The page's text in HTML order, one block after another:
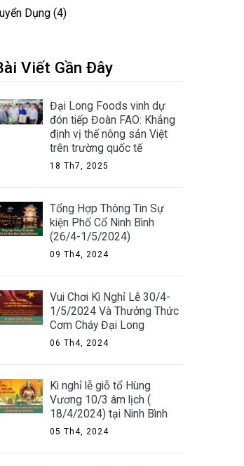
Dụng (4)
Viết Gần Đây
Đại Long Foods vinh dự
đón tiếp Đoàn FAO: Khẳng
định vị thế nông sản Việt
trên trường quốc tế
18 Th7, 2025
Tổng Hợp Thông Tin Sự
kiện Phố Cổ Ninh Bình
(26/4-1/5/2024)
09 Th4, 2024
Vui Chơi Kì Nghỉ Lễ 30/4-
1/5/2024 Và Thưởng Thức
Cơm Cháy Đại Long
06 Th4, 2024
Kì nghỉ lễ giỗ tổ Hùng
Vương 10/3 âm lịch (
18/4/2024) tại Ninh Bình
05 Th4, 2024